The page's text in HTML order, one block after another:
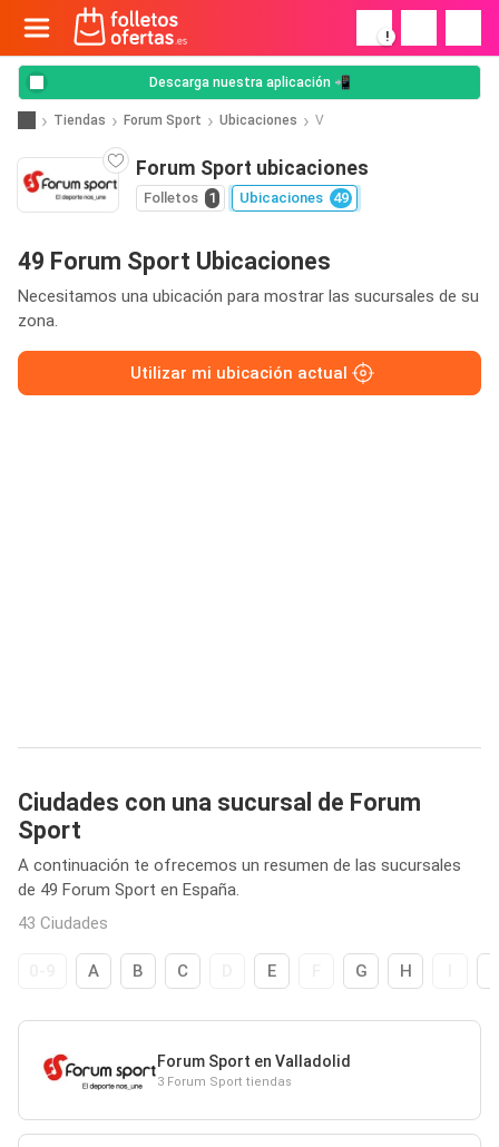
!
Descarga nuestra aplicación 📲
Tiendas Forum Sport Ubicaciones V
Forum Sport ubicaciones
Folletos 1 Ubicaciones 49
49 Forum Sport Ubicaciones
Necesitamos una ubicación para mostrar las sucursales de su
zona.
Utilizar mi ubicación actual
Ciudades con una sucursal de Forum
Sport
A continuación te ofrecemos un resumen de las sucursales
de 49 Forum Sport en España.
43 Ciudades
A B C E G H
Forum Sport en Valladolid
3 Forum Sport tiendas